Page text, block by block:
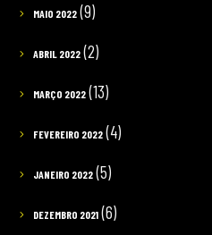
MAIO 2022(9)
ABRIL 2022(2)
MARÇO 2022(13)
FEVEREIRO 2022(4)
JANEIRO 2022(5)
DEZEMBRO 2021(6)